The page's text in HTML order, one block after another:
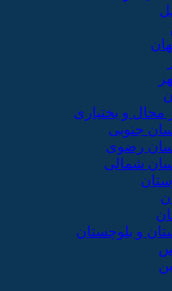
محال و بختیاری
جنوبی
رضوی
شمالی
و بلوچستان